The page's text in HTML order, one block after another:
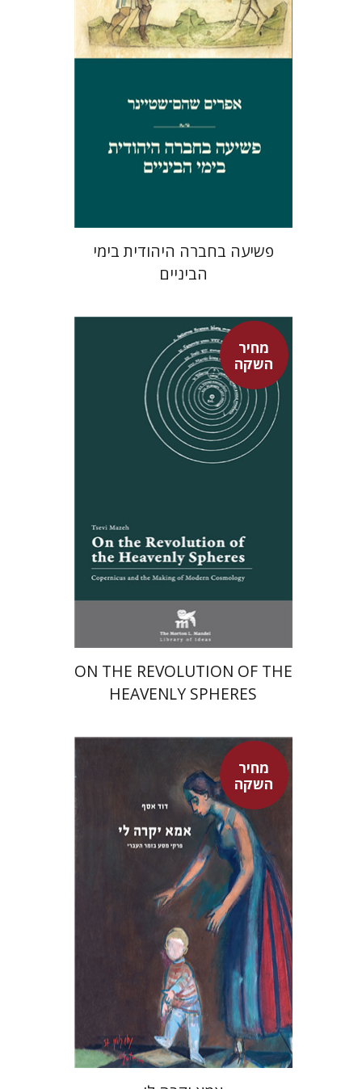
מחיר השקה
$42
$29
פשיעה בחברה היהודית בימי
הביניים
מחיר
השקה
צבי מזא"ה
אלישבע הרשלר
מחיר השקה
ON THE REVOLUTION OF THE
HEAVENLY SPHERES
מחיר
השקהדוד אסף
מחיר השקה
$53
$37